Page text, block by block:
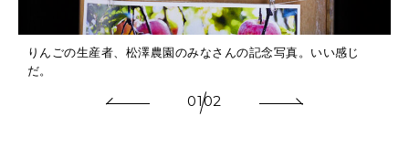
りんごの生産者、松澤農園のみなさんの記念写真。いい感じ
だ。
0102